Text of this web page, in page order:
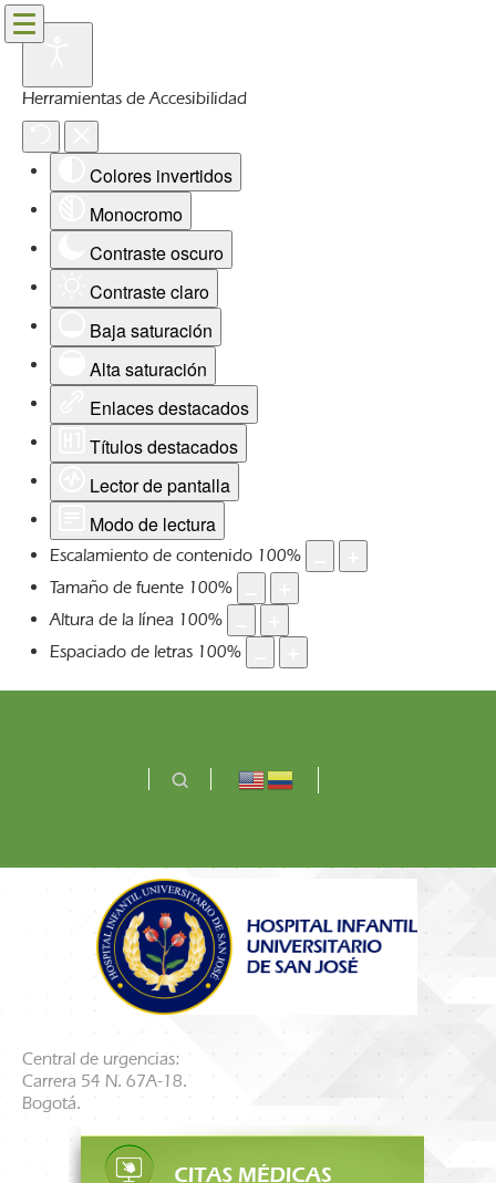
Herramientas de Accesibilidad
Colores invertidos
Monocromo
Contraste oscuro
Contraste claro
Baja saturación
Alta saturación
Enlaces destacados
Títulos destacados
Lector de pantalla
Modo de lectura
Escalamiento de contenido 100%
Tamaño de fuente 100%
Altura de la línea 100%
Espaciado de letras 100%
Central de urgencias:
Carrera 54 N. 67A-18.
Bogotá.